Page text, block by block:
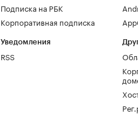
Подписка на РБК
Корпоративная подписка
Уведомления
RSS